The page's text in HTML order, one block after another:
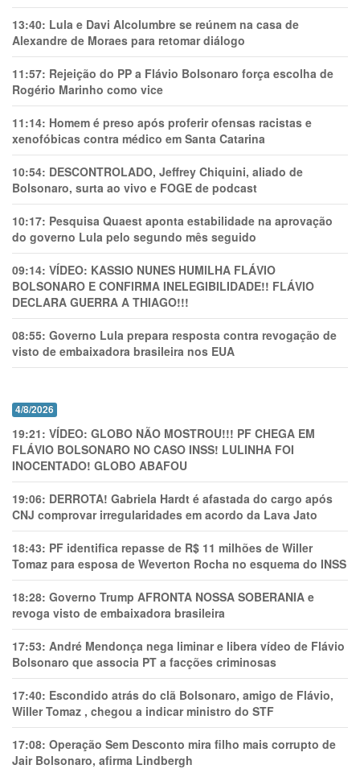
13:40: Lula e Davi Alcolumbre se reúnem na casa de
Alexandre de Moraes para retomar diálogo
11:57: Rejeição do PP a Flávio Bolsonaro força escolha de
Rogério Marinho como vice
11:14: Homem é preso após proferir ofensas racistas e
xenofóbicas contra médico em Santa Catarina
10:54: DESCONTROLADO, Jeffrey Chiquini, aliado de
Bolsonaro, surta ao vivo e FOGE de podcast
10:17: Pesquisa Quaest aponta estabilidade na aprovação
do governo Lula pelo segundo mês seguido
09:14: VÍDEO: KASSIO NUNES HUMlLHA FLÁVIO
BOLSONARO E CONFIRMA INELEGIBILIDADE!! FLÁVIO
DECLARA GUERRA A THIAGO!!!
08:55: Governo Lula prepara resposta contra revogação de
visto de embaixadora brasileira nos EUA
4/8/2026
19:21: VÍDEO: GLOBO NÃO MOSTROU!!! PF CHEGA EM
FLÁVIO BOLSONARO NO CASO INSS! LULINHA FOI
INOCENTADO! GLOBO ABAFOU
19:06: DERROTA! Gabriela Hardt é afastada do cargo após
CNJ comprovar irregularidades em acordo da Lava Jato
18:43: PF identifica repasse de R$ 11 milhões de Willer
Tomaz para esposa de Weverton Rocha no esquema do INSS
18:28: Governo Trump AFRONTA NOSSA SOBERANIA e
revoga visto de embaixadora brasileira
17:53: André Mendonça nega liminar e libera vídeo de Flávio
Bolsonaro que associa PT a facções criminosas
17:40: Escondido atrás do clã Bolsonaro, amigo de Flávio,
Willer Tomaz , chegou a indicar ministro do STF
17:08: Operação Sem Desconto mira filho mais corrupto de
Jair Bolsonaro, afirma Lindbergh